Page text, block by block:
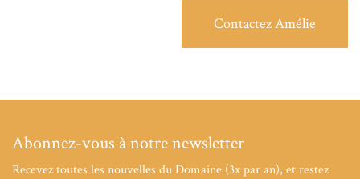
Contactez Amélie
Abonnez-vous à notre newsletter
Recevez toutes les nouvelles du Domaine (3x par an), et restez